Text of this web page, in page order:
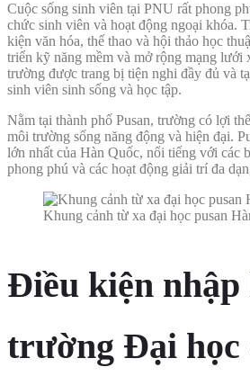
Cuộc sống sinh viên tại PNU rất phong
chức sinh viên và hoạt động ngoại khóa.
kiện văn hóa, thể thao và hội thảo học
triển kỹ năng mềm và mở rộng mạng lưới
trường được trang bị tiện nghi đầy đủ và
sinh viên sinh sống và học tập.
Nằm tại thành phố Pusan, trường có lợi
môi trường sống năng động và hiện đại.
lớn nhất của Hàn Quốc, nổi tiếng với các
phong phú và các hoạt động giải trí đa
Khung cảnh từ xa đại học pusan
Điều kiện nhập
trường Đại học